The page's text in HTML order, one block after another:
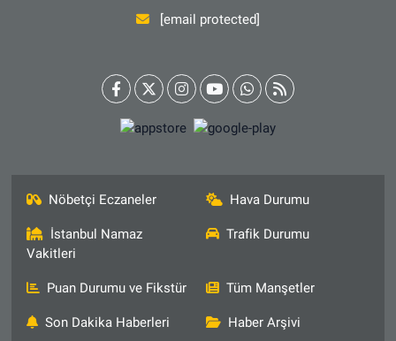
[email protected]
Nöbetçi Eczaneler Hava Durumu
İstanbul Namaz
Vakitleri
Trafik Durumu
Puan Durumu ve Fikstür Tüm Manşetler
Son Dakika Haberleri Haber Arşivi